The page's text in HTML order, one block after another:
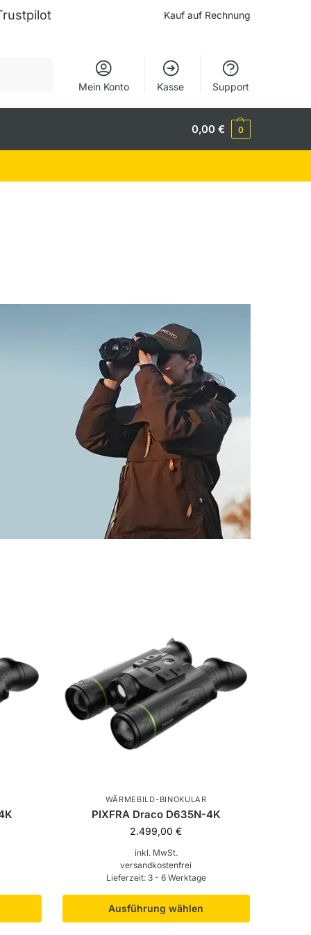
Kauf auf Rechnung
Mein Konto Kasse Support
0,00€ 0
WÄRMEBILD-BINOKULAR
PIXFRA Draco D635N-4K
2.499,00€
inkl. MwSt.
versandkostenfrei
Lieferzeit: 3 - 6 Werktage
Ausführung wählen